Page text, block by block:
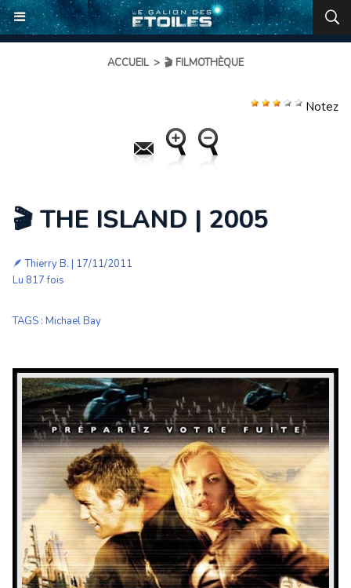
ACCUEIL > 🎬 FILMOTHÈQUE
Notez
🎬 THE ISLAND | 2005
🪶Thierry B. | 17/11/2011
Lu 817 fois
TAGS : Michael Bay